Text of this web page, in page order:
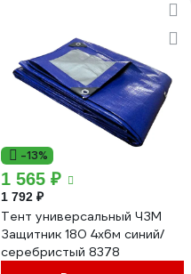
-13%
1 565 ₽
1 792 ₽
Тент универсальный ЧЗМ
Защитник 180 4х6м синий/
серебристый 8378